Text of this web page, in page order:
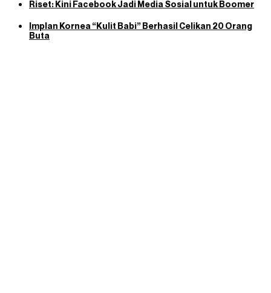
Riset: Kini Facebook Jadi Media Sosial untuk Boomer
Implan Kornea “Kulit Babi” Berhasil Celikan 20 Orang
Buta